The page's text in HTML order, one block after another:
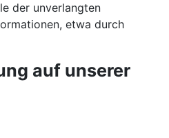
der unverlangten
etwa durch
auf unserer